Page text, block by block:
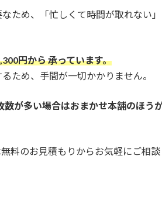
ため、「忙しくて時間が取れない」
円から 承っています。
ため、手間が一切かかりません。
が多い場合はおまかせ本舗のほう
料のお見積もりからお気軽にご相談